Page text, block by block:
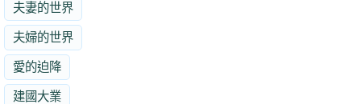
夫妻的世界
夫婦的世界
愛的迫降
建國大業